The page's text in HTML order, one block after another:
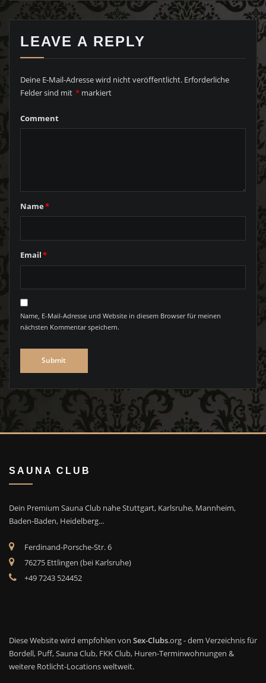
LEAVE A REPLY
Deine E-Mail-Adresse wird nicht veröffentlicht. Erforderliche
Felder sind mit * markiert
Comment
Name*
Email*
Name, E-Mail-Adresse und Website in diesem Browser für meinen
nächsten Kommentar speichern.
SAUNA CLUB
Dein Premium Sauna Club nahe Stuttgart, Karlsruhe, Mannheim,
Baden-Baden, Heidelberg...
Ferdinand-Porsche-Str. 6
76275 Ettlingen (bei Karlsruhe)
+49 7243 524452
Diese Website wird empfohlen von Sex-Clubs.org - dem Verzeichnis für
Bordell, Puff, Sauna Club, FKK Club, Huren-Terminwohnungen &
weitere Rotlicht-Locations weltweit.